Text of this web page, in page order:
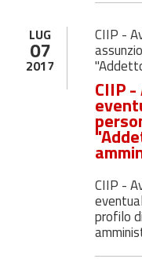
LUG
07
2017
CIIP -
CIIP
CIIP -
profilo